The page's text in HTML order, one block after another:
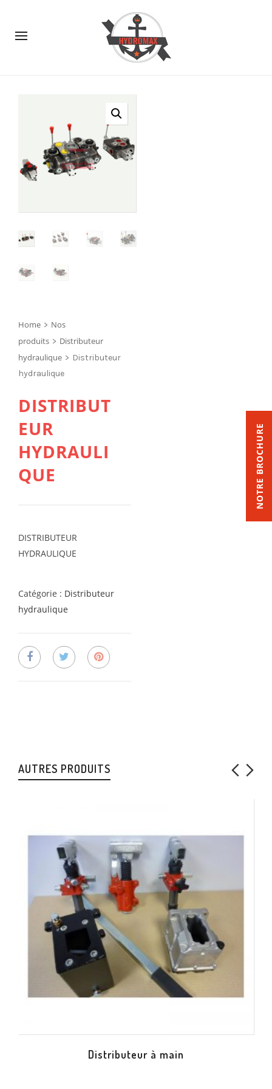
Home > Nos
produits > Distributeur
hydraulique > Distributeur
hydraulique
DISTRIBUT
EUR
HYDRAULI
QUE
DISTRIBUTEUR
HYDRAULIQUE
Catégorie : Distributeur
hydraulique
AUTRES PRODUITS
Distributeur à main
NOTRE BROCHURE